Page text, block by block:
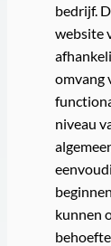
bedrijf.
website
omvang
niveau
kunnen